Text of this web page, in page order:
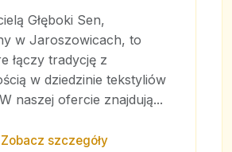
Głęboki Sen,
w Jaroszowicach, to
łączy tradycję z
w dziedzinie tekstyliów
naszej ofercie znajdują...
Zobacz szczegóły